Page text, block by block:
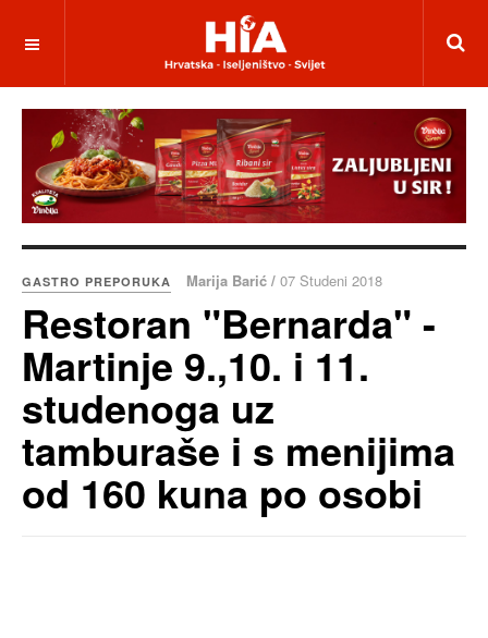
GASTRO PREPORUKA Marija Barić / 07 Studeni 2018
Restoran "Bernarda" -
Martinje 9.,10. i 11.
studenoga uz
tamburaše i s menijima
od 160 kuna po osobi